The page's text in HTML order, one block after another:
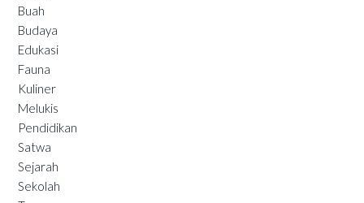
Buah
Budaya
Edukasi
Fauna
Kuliner
Melukis
Pendidikan
Satwa
Sejarah
Sekolah